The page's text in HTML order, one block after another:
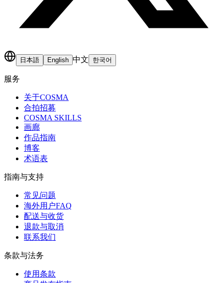
日本語 English 中文 한국어
服务
关于COSMA
合拍招募
COSMA SKILLS
画廊
作品指南
博客
术语表
指南与支持
常见问题
海外用户FAQ
配送与收货
退款与取消
联系我们
条款与法务
使用条款